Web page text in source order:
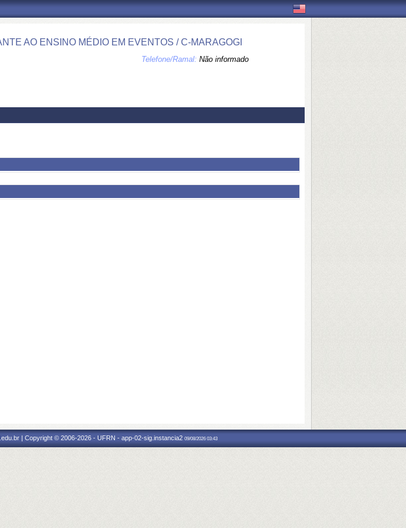
AO ENSINO MÉDIO EM EVENTOS / C-MARAGOGI
Telefone/Ramal: Não informado
| Copyright © 2006-2026 - UFRN - app-02-sig.instancia2 09/08/2026 03:43